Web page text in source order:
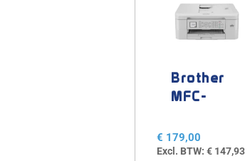
Brother
MFC-
€ 179,00
Excl. BTW:€ 147,93